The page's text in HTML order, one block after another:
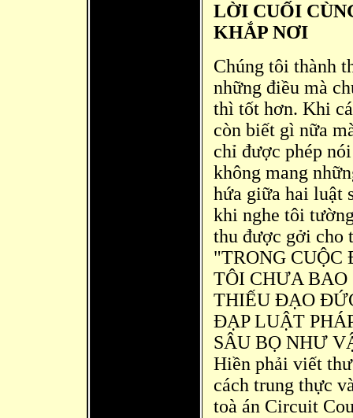
LỜI CUỐI
KHẮP NƠI
Chúng tôi thành
những điều mà
thì tốt hơn. Khi
còn biết gì nữa
chỉ được phép
không mang
hứa giữa hai luật
khi nghe tôi
thu được gởi cho
"TRONG
TÔI CHƯA
THIẾU ĐẠO
ĐẠP LUẬT
SÂU BỌ NHƯ
Hiền phải viết
cách trung thực
toà án Circuit